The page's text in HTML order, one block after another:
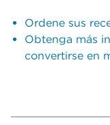
Ordene sus
Obtenga más
convertirse en